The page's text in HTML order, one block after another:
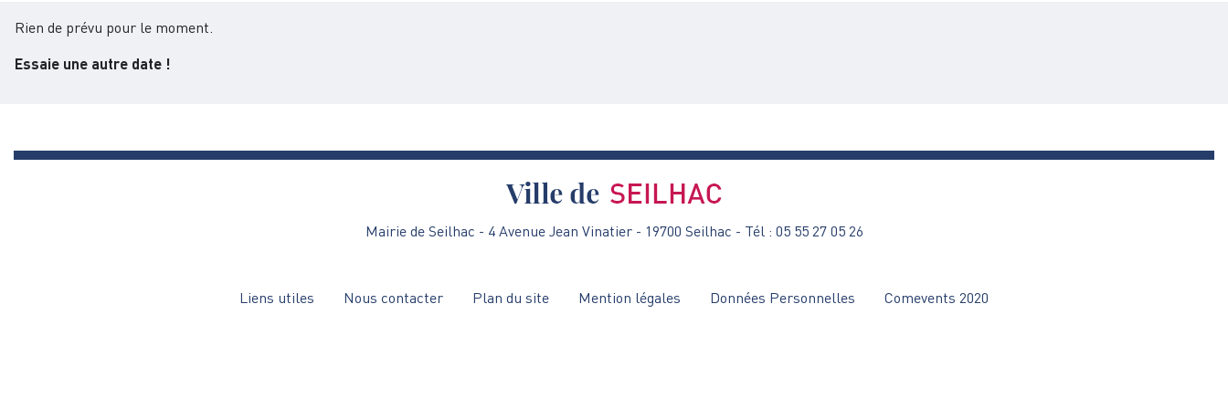
Rien de prévu pour le moment.
Essaie une autre date !
Mairie de Seilhac - 4 Avenue Jean Vinatier - 19700 Seilhac - Tél : 05 55 27 05 26
Menu
Liens utiles Nous contacter Plan du site Mention légales Données Personnelles Comevents 2020